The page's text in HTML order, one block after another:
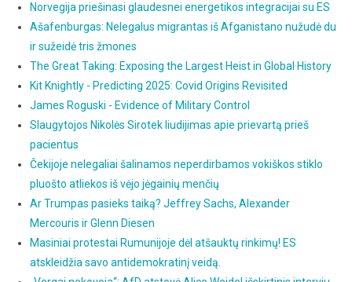
Norvegija priešinasi glaudesnei energetikos integracijai su ES
Ašafenburgas: Nelegalus migrantas iš Afganistano nužudė du
ir sužeidė tris žmones
The Great Taking: Exposing the Largest Heist in Global History
Kit Knightly - Predicting 2025: Covid Origins Revisited
James Roguski - Evidence of Military Control
Slaugytojos Nikolės Sirotek liudijimas apie prievartą prieš
pacientus
Čekijoje nelegaliai šalinamos neperdirbamos vokiškos stiklo
pluošto atliekos iš vėjo jėgainių menčių
Ar Trumpas pasieks taiką? Jeffrey Sachs, Alexander
Mercouris ir Glenn Diesen
Masiniai protestai Rumunijoje dėl atšauktų rinkimų! ES
atskleidžia savo antidemokratinį veidą.